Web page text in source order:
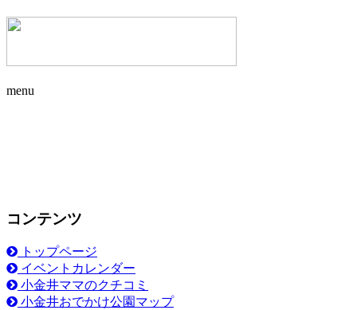
menu
コンテンツ
トップページ
イベントカレンダー
小金井ママのクチコミ
小金井おでかけ公園マップ